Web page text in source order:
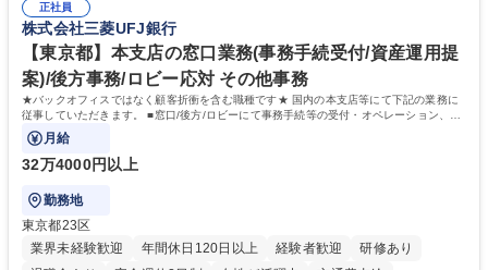
道路施設や道路工事現場の見学ツアー事業 ※入社後は上記いずれかの部門
へ配属。※業務内容変更の範囲：会社の定める業務 募集職種 【都庁グル
ープ】総合職（事務）◇残業月平均9時間未満／有給年平均16日取得
部門など多岐に渡る業務を経験できます。 ■様々なプロジェクト：駐車場
事業の他、新宿駅西口広場内に設置された照明を兼ねた広告「ブライトサ
イン」の管理運営を行うなど、事業収益を生み出す活動を積極的に行って
います。 学歴・資格 学歴：大学院 大学 高専 短大 専修学校 高校 語学力：
資格：
正社員
株式会社三菱UFJ銀行
【東京都】本支店の窓口業務(事務手続受付/資産運用提
案)/後方事務/ロビー応対 その他事務
★バックオフィスではなく顧客折衝を含む職種です★ 国内の本支店等にて下記の業務に
従事していただきます。 ■窓口/後方/ロビーにて事務手続等の受付・オペレーション、お
客様対応
月給
32万4000円以上
勤務地
東京都23区
業界未経験歓迎
年間休日120日以上 経験者歓迎
研修あり